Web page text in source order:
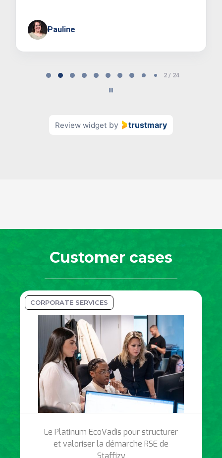
Pauline
2 / 24
Review widget by trustmary
Customer cases
CORPORATE SERVICES
Le Platinum EcoVadis pour structurer
et valoriser la démarche RSE de
Staffizy